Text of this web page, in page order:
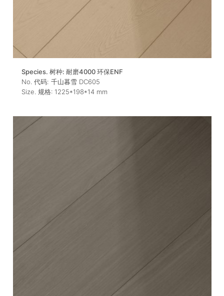
Species. 树种: 耐磨4000 环保ENF
No. 代码: 千山暮雪 DC605
Size. 规格: 1225*198*14mm